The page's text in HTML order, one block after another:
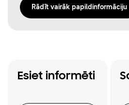
Rādīt vairāk papildinformāciju
Esiet informēti